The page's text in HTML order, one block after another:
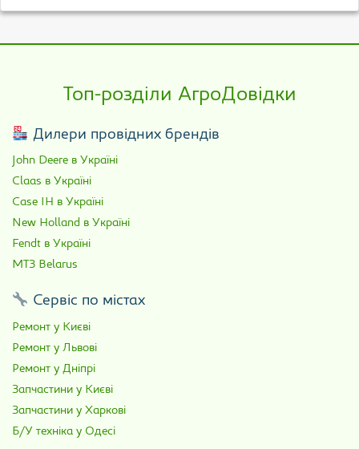
Топ-розділи АгроДовідки
Дилери провідних брендів
John Deere в Україні
Claas в Україні
Case IH в Україні
New Holland в Україні
Fendt в Україні
МТЗ Belarus
Сервіс по містах
Ремонт у Києві
Ремонт у Львові
Ремонт у Дніпрі
Запчастини у Києві
Запчастини у Харкові
Б/У техніка у Одесі